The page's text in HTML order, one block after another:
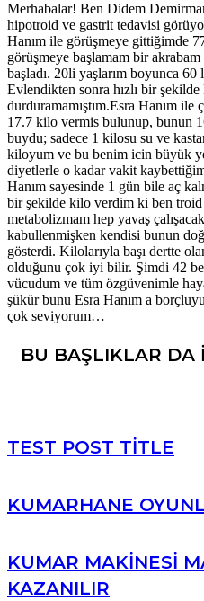
Merhabalar! Ben Didem
hipotroid ve gastrit tedavisi
Hanım ile görüşmeye gittiğimde
görüşmeye başlamam bir
başladı. 20li yaşlarım boyunca
Evlendikten sonra hızlı bir şekilde
durduramamıştım.Esra Hanım ile
17.7 kilo vermis bulunup, bunun
buydu; sadece 1 kilosu su ve
kiloyum ve bu benim icin büyük
diyetlerle o kadar vakit
Hanım sayesinde 1 gün bile aç
bir şekilde kilo verdim ki ben troid
metabolizmam hep yavaş
kabullenmişken kendisi bunun
gösterdi. Kilolarıyla başı dertte
olduğunu çok iyi bilir. Şimdi 42
vücudum ve tüm özgüvenimle
şükür bunu Esra Hanım a
çok seviyorum…
BU BAŞLIKLAR DA
TEST POST TITLE
KUMARHANE
KUMAR MAKINESI
KAZANILIR